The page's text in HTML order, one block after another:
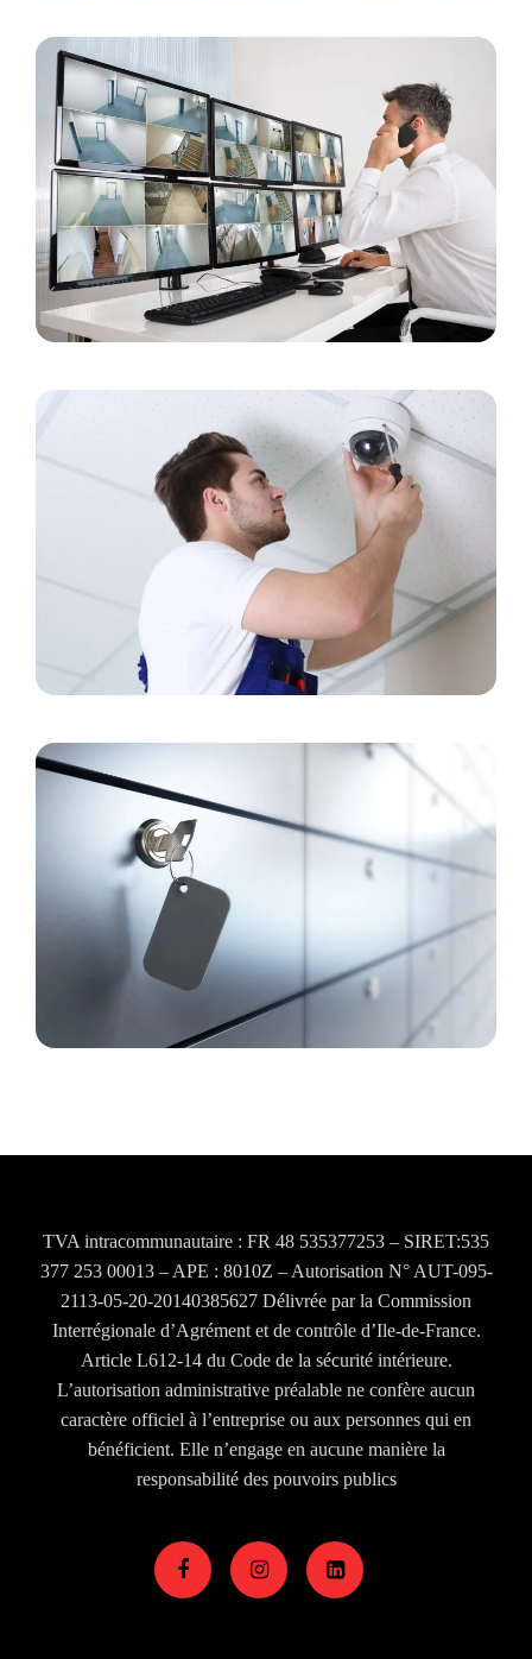
TVA intracommunautaire : FR 48 535377253 – SIRET:535
377 253 00013 – APE : 8010Z – Autorisation N° AUT-095-
2113-05-20-20140385627 Délivrée par la Commission
Interrégionale d’Agrément et de contrôle d’Ile-de-France.
Article L612-14 du Code de la sécurité intérieure.
L’autorisation administrative préalable ne confère aucun
caractère officiel à l’entreprise ou aux personnes qui en
bénéficient. Elle n’engage en aucune manière la
responsabilité des pouvoirs publics